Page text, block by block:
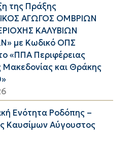
της Πράξης
ΑΓΩΓΟΣ ΟΜΒΡΙΩΝ
ΚΑΛΥΒΙΩΝ
με Κωδικό ΟΠΣ
«ΠΠΑ Περιφέρειας
Μακεδονίας και Θράκης
Ενότητα Ροδόπης –
Καυσίμων Αύγουστος